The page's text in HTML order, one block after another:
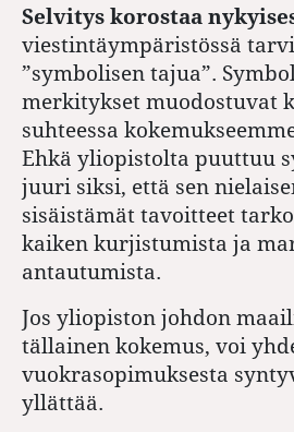
Selvitys korostaa
viestintäympäristössä
”symbolisen tajua”.
merkitykset muodostuvat
suhteessa
Ehkä yliopistolta puuttuu
juuri siksi, että sen
sisäistämät tavoitteet
kaiken kurjistumista ja
antautumista.
Jos yliopiston johdon
tällainen kokemus, voi
vuokrasopimuksesta
yllättää.